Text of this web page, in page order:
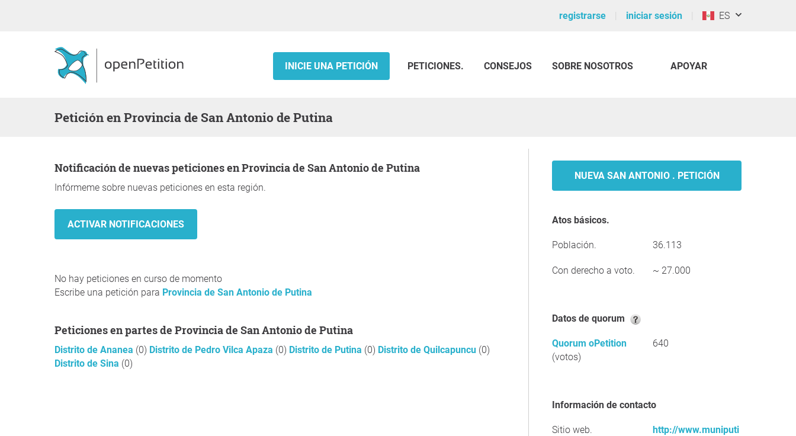
registrarse iniciar sesión ES
INICIE UNA PETICIÓN PETICIONES. CONSEJOS SOBRE NOSOTROS APOYAR
Petición en Provincia de San Antonio de Putina
Notificación de nuevas peticiones en Provincia de San Antonio de Putina
Infórmeme sobre nuevas peticiones en esta región.
No hay peticiones en curso de momento
Escribe una petición para Provincia de San Antonio de Putina
Peticiones en partes de Provincia de San Antonio de Putina
Distrito de Ananea (0) Distrito de Pedro Vilca Apaza (0) Distrito de Putina (0) Distrito de Quilcapuncu (0)
Distrito de Sina (0)
NUEVA SAN ANTONIO . PETICIÓN
Atos básicos.
Población. 36.113
Con derecho a voto. ~ 27.000
Datos de quorum
Quorum oPetition
(votos)
640
Información de contacto
Sitio web.
http://www.muniputi